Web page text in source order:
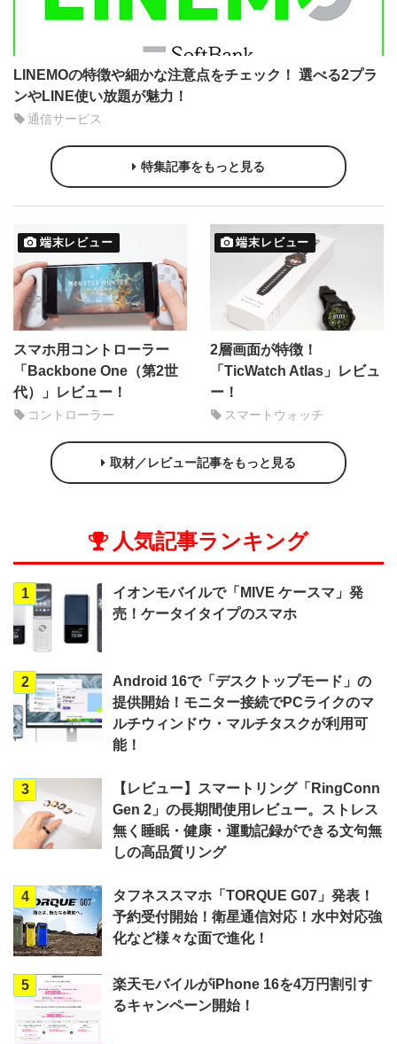
LINEMOの特徴や細かな注意点をチェック！ 選べる2プラ
ンやLINE使い放題が魅力！
通信サービス
特集記事をもっと見る
端末レビュー
スマホ用コントローラー
「Backbone One（第2世
代）」レビュー！
コントローラー
端末レビュー
2層画面が特徴！
「TicWatch Atlas」レビュ
ー！
スマートウォッチ
取材／レビュー記事をもっと見る
人気記事ランキング
1
イオンモバイルで「MIVE ケースマ」発
売！ケータイタイプのスマホ
2
Android 16で「デスクトップモード」の
提供開始！モニター接続でPCライクのマ
ルチウィンドウ・マルチタスクが利用可
能！
3
【レビュー】スマートリング「RingConn
Gen 2」の長期間使用レビュー。ストレス
無く睡眠・健康・運動記録ができる文句無
しの高品質リング
4
タフネススマホ「TORQUE G07」発表！
予約受付開始！衛星通信対応！水中対応強
化など様々な面で進化！
5
楽天モバイルがiPhone 16を4万円割引す
るキャンペーン開始！